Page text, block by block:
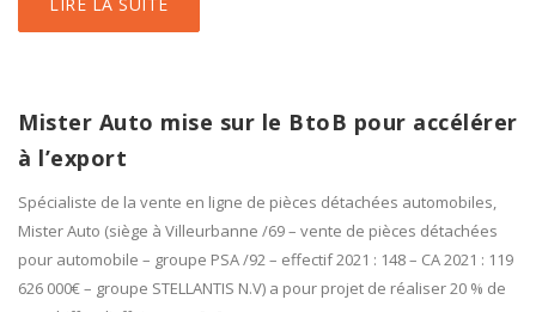
Mister Auto mise sur le BtoB pour accélérer
à l’export
Spécialiste de la vente en ligne de pièces détachées automobiles,
Mister Auto (siège à Villeurbanne /69 – vente de pièces détachées
pour automobile – groupe PSA /92 – effectif 2021 : 148 – CA 2021 : 119
626 000€ – groupe STELLANTIS N.V) a pour projet de réaliser 20 % de